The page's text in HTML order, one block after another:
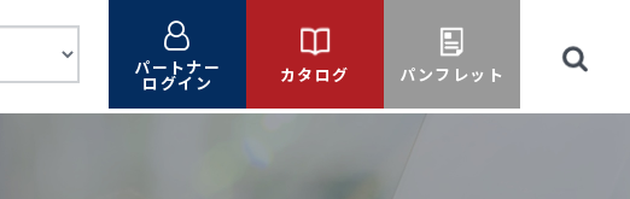
パートナー
ログイン カタログ パンフレット